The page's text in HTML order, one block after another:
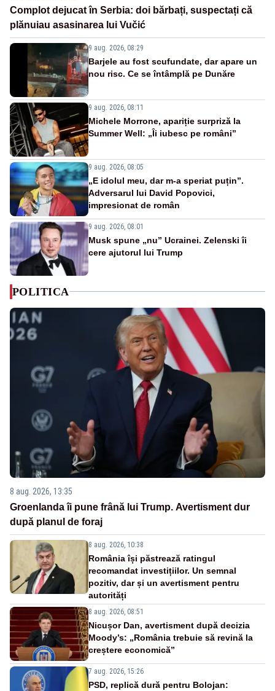
Complot dejucat în Serbia: doi bărbați, suspectați că
plănuiau asasinarea lui Vučić
9 aug. 2026, 08:29
Barjele au fost scufundate, dar apare un
nou risc. Ce se întâmplă pe Dunăre
9 aug. 2026, 08:11
Michele Morrone, apariție surpriză la
Summer Well: „Îi iubesc pe români”
9 aug. 2026, 08:05
„E idolul meu, dar m-a speriat puțin”.
Adversarul lui David Popovici,
impresionat de român
9 aug. 2026, 08:01
Musk spune „nu” Ucrainei. Zelenski îi
cere ajutorul lui Trump
POLITICA
8 aug. 2026, 13:35
Groenlanda îi pune frână lui Trump. Avertisment dur
după planul de foraj
8 aug. 2026, 10:38
România își păstrează ratingul
recomandat investițiilor. Un semnal
pozitiv, dar și un avertisment pentru
autorități
8 aug. 2026, 08:51
Nicușor Dan, avertisment după decizia
Moody’s: „România trebuie să revină la
creștere economică”
7 aug. 2026, 15:26
PSD, replică dură pentru Bolojan: